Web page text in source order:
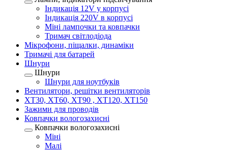
Індикація 12V у корпусі
Індикація 220V в корпусі
Міні лампочки та ковпачки
Тримач світлодіода
Мікрофони, піщалки, динаміки
Тримачі для батарей
Шнури
Шнури
Шнури для ноутбуків
Вентилятори, решітки вентиляторів
XT30, XT60, XT90 , XT120, XT150
Зажими для проводів
Ковпачки вологозахисні
Ковпачки вологозахисні
Міні
Малі